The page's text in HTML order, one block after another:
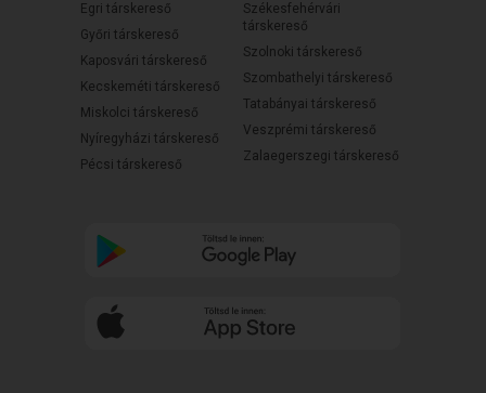
Egri társkereső
Győri társkereső
Kaposvári társkereső
Kecskeméti társkereső
Miskolci társkereső
Nyíregyházi társkereső
Pécsi társkereső
Székesfehérvári
társkereső
Szolnoki társkereső
Szombathelyi társkereső
Tatabányai társkereső
Veszprémi társkereső
Zalaegerszegi társkereső